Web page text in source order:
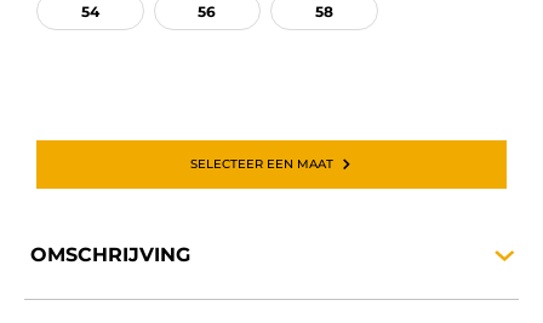
54 56 58
SELECTEER EEN MAAT
OMSCHRIJVING